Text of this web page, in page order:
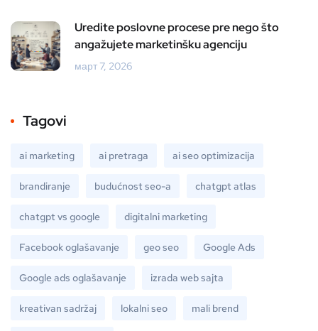
Uredite poslovne procese pre nego što
angažujete marketinšku agenciju
март 7, 2026
Tagovi
ai marketing ai pretraga ai seo optimizacija
brandiranje budućnost seo-a chatgpt atlas
chatgpt vs google digitalni marketing
Facebook oglašavanje geo seo Google Ads
Google ads oglašavanje izrada web sajta
kreativan sadržaj lokalni seo mali brend